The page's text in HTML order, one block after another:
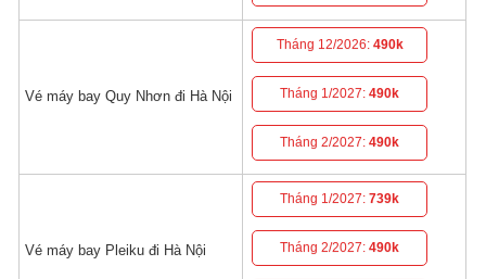
Vé máy bay Quy Nhơn đi Hà Nội
Tháng 12/2026: 490k
Tháng 1/2027:490k
Tháng 2/2027:490k
Vé máy bay Pleiku đi Hà Nội
Tháng 1/2027:739k
Tháng 2/2027:490k